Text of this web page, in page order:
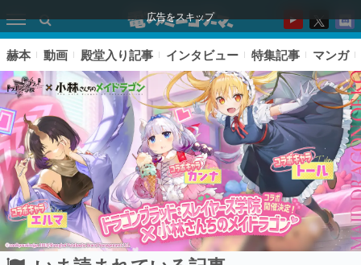
広告をスキップ
赫本 動画 殿堂入り記事 インタビュー 特集記事 マンガ